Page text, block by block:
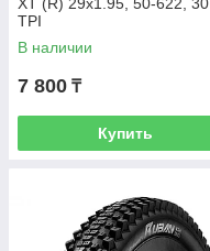
XT (R) 29x1.95, 50-622, 30
TPI
В наличии
7 800 ₸
Купить